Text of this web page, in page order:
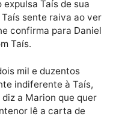
e diz que reatou com
albergue. Fred pede
brindam. Mateus e
mostra
a Cássio que vai
expulsa Taís de sua